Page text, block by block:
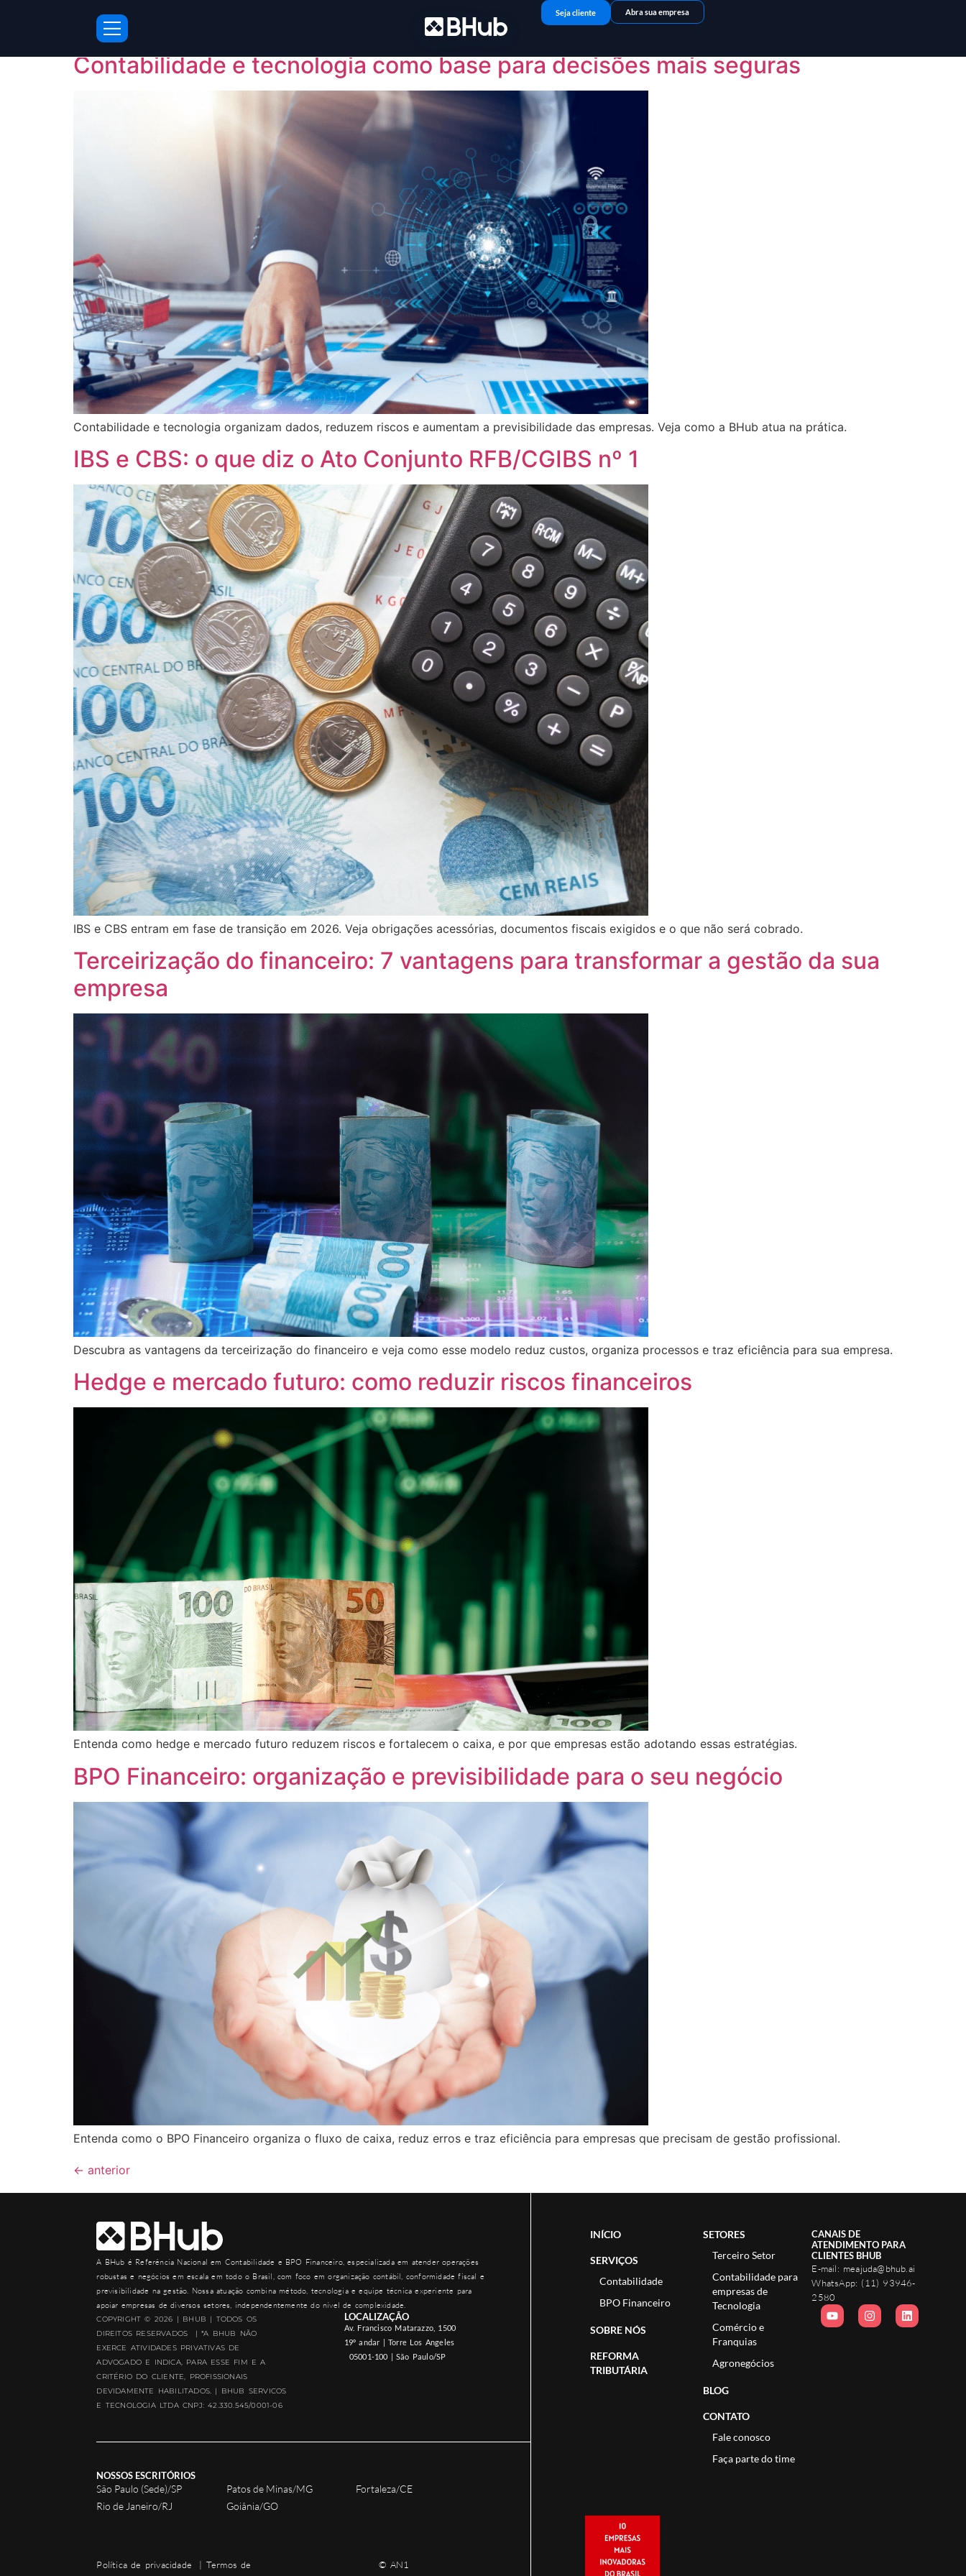
Seja cliente Abra sua empresa
Tag:
Contabilidade e tecnologia como base para decisões mais seguras
Contabilidade e tecnologia organizam dados, reduzem riscos e aumentam a previsibilidade das empresas. Veja como a BHub atua na prática.
IBS e CBS: o que diz o Ato Conjunto RFB/CGIBS nº 1
IBS e CBS entram em fase de transição em 2026. Veja obrigações acessórias, documentos fiscais exigidos e o que não será cobrado.
Terceirização do financeiro: 7 vantagens para transformar a gestão da sua
empresa
Descubra as vantagens da terceirização do financeiro e veja como esse modelo reduz custos, organiza processos e traz eficiência para sua empresa.
Hedge e mercado futuro: como reduzir riscos financeiros
Entenda como hedge e mercado futuro reduzem riscos e fortalecem o caixa, e por que empresas estão adotando essas estratégias.
BPO Financeiro: organização e previsibilidade para o seu negócio
Entenda como o BPO Financeiro organiza o fluxo de caixa, reduz erros e traz eficiência para empresas que precisam de gestão profissional.
← anterior
A BHub é Referência Nacional em Contabilidade e BPO Financeiro, especializada em atender operações
robustas e negócios em escala em todo o Brasil, com foco em organização contábil, conformidade fiscal e
previsibilidade na gestão. Nossa atuação combina método, tecnologia e equipe técnica experiente para
apoiar empresas de diversos setores, independentemente do nível de complexidade.
COPYRIGHT © 2026 | BHUB | TODOS OS
DIREITOS RESERVADOS | *A BHUB NÃO
EXERCE ATIVIDADES PRIVATIVAS DE
ADVOGADO E INDICA, PARA ESSE FIM E A
CRITÉRIO DO CLIENTE, PROFISSIONAIS
DEVIDAMENTE HABILITADOS. | BHUB SERVICOS
E TECNOLOGIA LTDA CNPJ: 42.330.545/0001-06
LOCALIZAÇÃO
Av. Francisco Matarazzo, 1500
19º andar | Torre Los Angeles
05001-100 | São Paulo/SP
NOSSOS ESCRITÓRIOS
São Paulo (Sede)/SP
Rio de Janeiro/RJ
Patos de Minas/MG
Goiânia/GO
Fortaleza/CE
Política de privacidade | Termos de
© AN1
INÍCIO
SERVIÇOS
Contabilidade
BPO Financeiro
SOBRE NÓS
REFORMA
TRIBUTÁRIA
SETORES
Terceiro Setor
Contabilidade para
empresas de
Tecnologia
Comércio e
Franquias
Agronegócios
BLOG
CONTATO
Fale conosco
Faça parte do time
CANAIS DE
ATENDIMENTO PARA
CLIENTES BHUB
E-mail: meajuda@bhub.ai
WhatsApp: (11) 93946-
2580